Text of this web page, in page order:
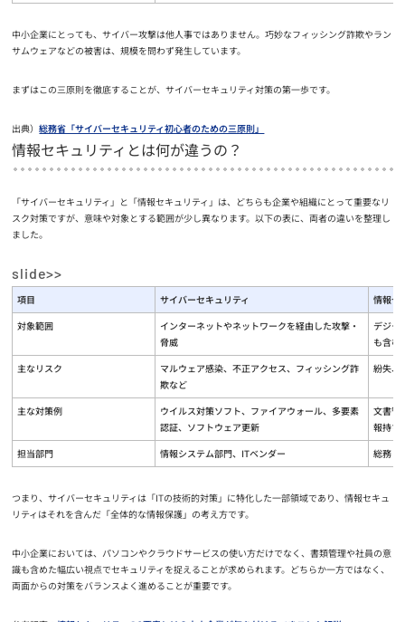
中小企業にとっても、サイバー攻撃は他人事ではありません。巧妙なフィッシング詐欺やラン
サムウェアなどの被害は、規模を問わず発生しています。
まずはこの三原則を徹底することが、サイバーセキュリティ対策の第一歩です。
出典）総務省「サイバーセキュリティ初心者のための三原則」
情報セキュリティとは何が違うの？
「サイバーセキュリティ」と「情報セキュリティ」は、どちらも企業や組織にとって重要なリ
スク対策ですが、意味や対象とする範囲が少し異なります。以下の表に、両者の違いを整理し
ました。
項目 サイバーセキュリティ
情報セ
対象範囲
インターネットやネットワークを経由した攻撃・
脅威
デジタ
も含む
主なリスク
マルウェア感染、不正アクセス、フィッシング詐
欺など
紛失、
主な対策例
ウイルス対策ソフト、ファイアウォール、多要素
認証、ソフトウェア更新
文書管
報持ち
担当部門
情報システム部門、ITベンダー 総務・
つまり、サイバーセキュリティは「ITの技術的対策」に特化した一部領域であり、情報セキュ
リティはそれを含んだ「全体的な情報保護」の考え方です。
中小企業においては、パソコンやクラウドサービスの使い方だけでなく、書類管理や社員の意
識も含めた幅広い視点でセキュリティを捉えることが求められます。どちらか一方ではなく、
両面からの対策をバランスよく進めることが重要です。